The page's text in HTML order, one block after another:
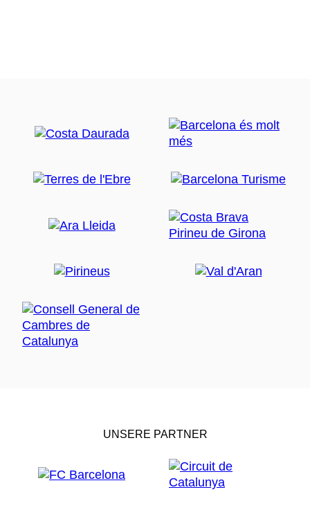
UNSERE PARTNER